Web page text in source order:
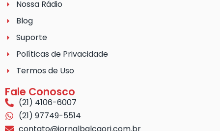
Nossa Rádio
Blog
Suporte
Políticas de Privacidade
Termos de Uso
Fale Conosco
(21) 4106-6007
(21) 97749-5514